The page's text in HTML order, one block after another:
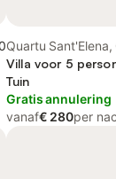
Quartu
Villa voor 5
Tuin
Gratis annulering
vanaf€ 280per